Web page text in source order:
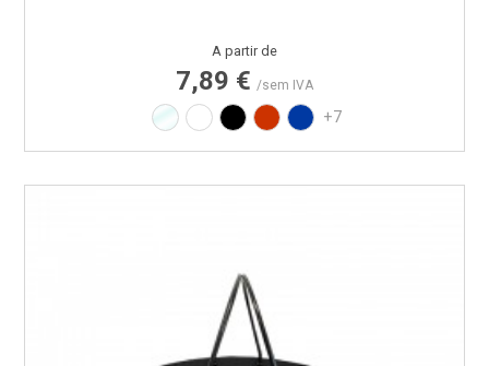
Preço
A partir de
7,89 € /sem IVA
Translúcido
BrancoPreto Vermelho RAL3020
Azul PAN 293C
+7